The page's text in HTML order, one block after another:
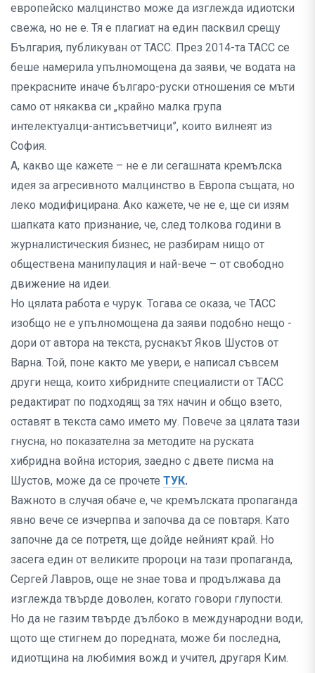
европейско малцинство може да изглежда идиотски
свежа, но не е. Тя е плагиат на един пасквил срещу
България, публикуван от ТАСС. През 2014-та ТАСС се
беше намерила упълномощена да заяви, че водата на
прекрасните иначе българо-руски отношения се мъти
само от някаква си „крайно малка група
интелектуалци-антисъветчици”, които вилнеят из
София.
А, какво ще кажете – не е ли сегашната кремълска
идея за агресивното малцинство в Европа същата, но
леко модифицирана. Ако кажете, че не е, ще си изям
шапката като признание, че, след толкова години в
журналистическия бизнес, не разбирам нищо от
обществена манипулация и най-вече – от свободно
движение на идеи.
Но цялата работа е чурук. Тогава се оказа, че ТАСС
изобщо не е упълномощена да заяви подобно нещо -
дори от автора на текста, руснакът Яков Шустов от
Варна. Той, поне както ме увери, е написал съвсем
други неща, които хибридните специалисти от ТАСС
редактират по подходящ за тях начин и общо взето,
оставят в текста само името му. Повече за цялата тази
гнусна, но показателна за методите на руската
хибридна война история, заедно с двете писма на
Шустов, може да се прочете ТУК.
Важното в случая обаче е, че кремълската пропаганда
явно вече се изчерпва и започва да се повтаря. Като
започне да се потретя, ще дойде нейният край. Но
засега един от великите пророци на тази пропаганда,
Сергей Лавров, още не знае това и продължава да
изглежда твърде доволен, когато говори глупости.
Но да не газим твърде дълбоко в международни води,
щото ще стигнем до поредната, може би последна,
идиотщина на любимия вожд и учител, другаря Ким.